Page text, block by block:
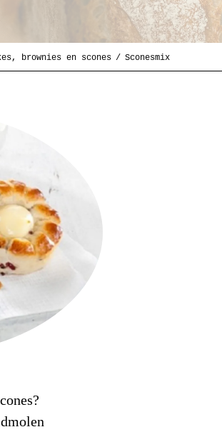
brownies en scones Sconesmix